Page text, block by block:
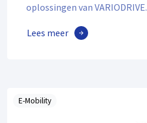
oplossingen van VARIODRIVE.
Lees meer
E-Mobility